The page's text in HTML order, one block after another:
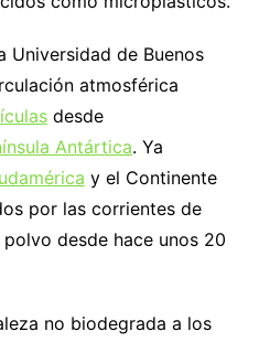
Universidad de Buenos
atmosférica
desde
Antártica. Ya
y el Continente
por las corrientes de
desde hace unos 20
no biodegrada a los